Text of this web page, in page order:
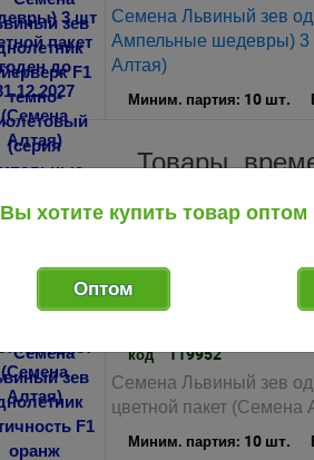
Семена Львиный зев
Ампельные шедевры) 3
Алтая)
Миним. партия: 10 шт.
Товары,
код 119951
Семена Львиный зев
Миним. партия:
код 119952
Семена Львиный зев
цветной пакет (Семена
Миним. партия: 10 шт.
Вы хотите купить товар
Оптом